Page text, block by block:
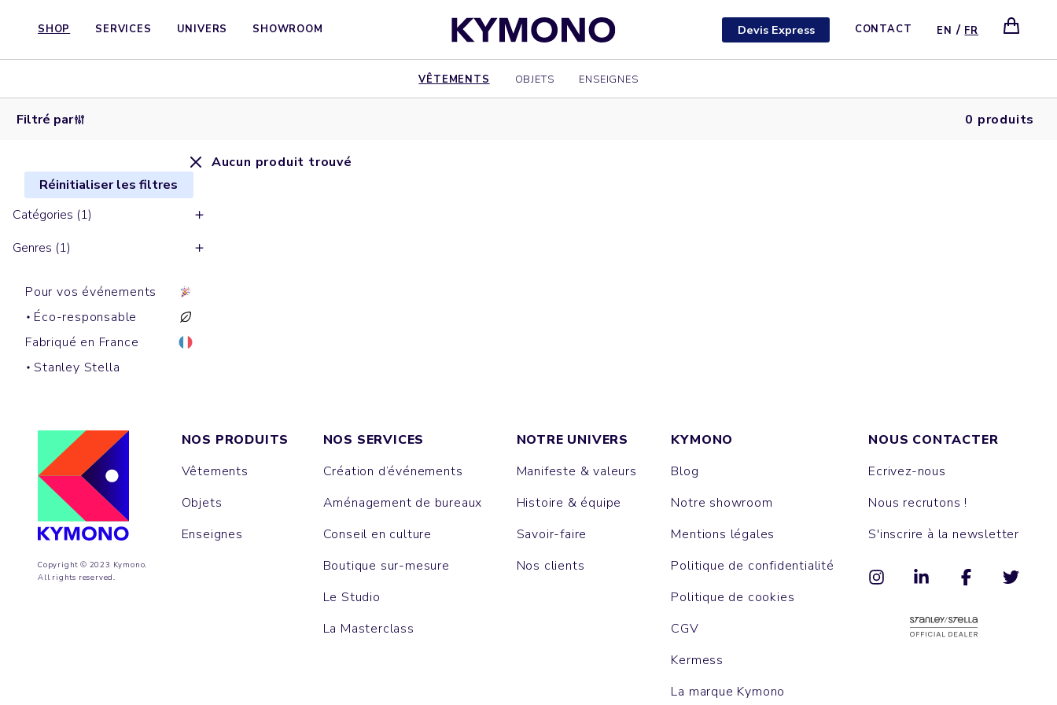
SHOP SERVICES UNIVERS SHOWROOM Devis Express CONTACT EN / FR
VÊTEMENTS OBJETS ENSEIGNES
Filtré par 0 produits
Réinitialiser les filtres
Catégories (1)
Genres (1)
Pour vos événements
Éco-responsable
Fabriqué en France
Stanley Stella
Aucun produit trouvé
Copyright © 2023 Kymono.
All rights reserved.
NOS PRODUITS
Vêtements
Objets
Enseignes
NOS SERVICES
Création d’événements
Aménagement de bureaux
Conseil en culture
Boutique sur-mesure
Le Studio
La Masterclass
NOTRE UNIVERS
Manifeste & valeurs
Histoire & équipe
Savoir-faire
Nos clients
KYMONO
Blog
Notre showroom
Mentions légales
Politique de confidentialité
Politique de cookies
CGV
Kermess
La marque Kymono
NOUS CONTACTER
Ecrivez-nous
Nous recrutons !
S'inscrire à la newsletter